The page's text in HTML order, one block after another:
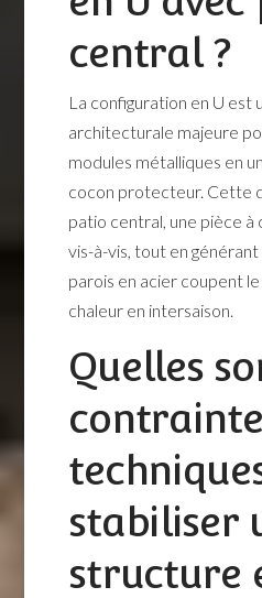
central ?
La configuration en U est
architecturale majeure
modules métalliques en
cocon protecteur. Cette
patio central, une pièce à
vis-à-vis, tout en
parois en acier coupent
chaleur en intersaison.
Quelles
stabiliser
structure